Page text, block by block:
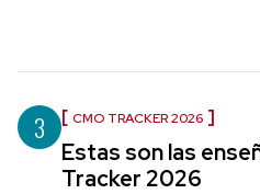
3 CMO TRACKER 2026
Estas son las
Tracker 2026